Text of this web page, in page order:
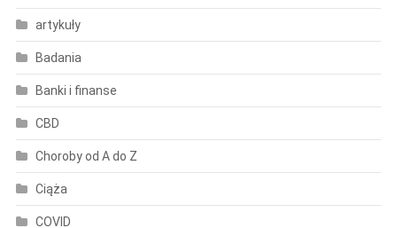
artykuły
Badania
Banki i finanse
CBD
Choroby od A do Z
Ciąża
COVID